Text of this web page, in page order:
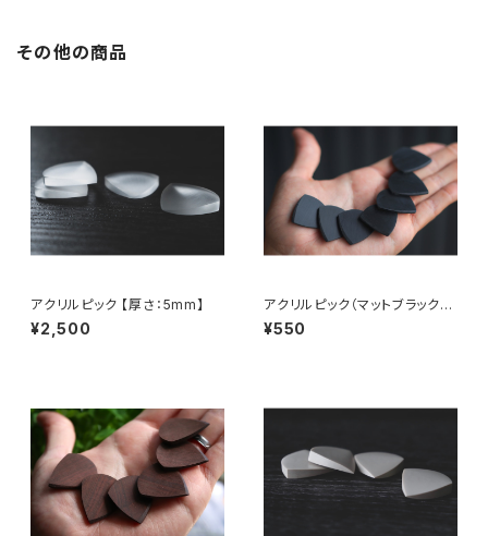
その他の商品
アクリルピック 【厚さ：5mm】
¥2,500
アクリルピック（マットブラック）
【厚さ：2mm】
¥550